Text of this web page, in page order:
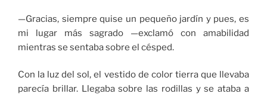
—Gracias, siempre quise un pequeño jardín y pues, es
mi lugar más sagrado —exclamó con amabilidad
mientras se sentaba sobre el césped.
Con la luz del sol, el vestido de color tierra que llevaba
parecía brillar. Llegaba sobre las rodillas y se ataba a